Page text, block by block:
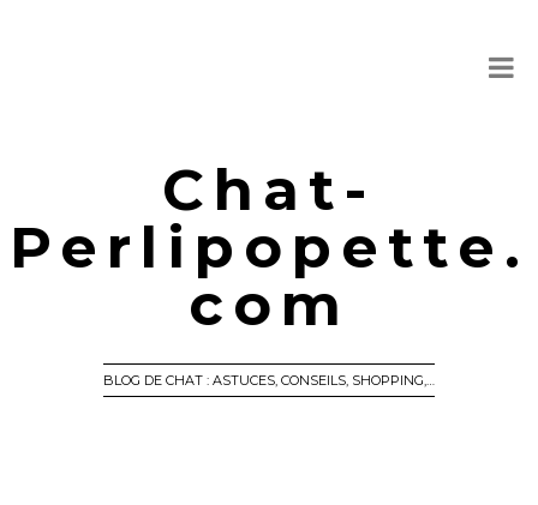
Chat-
Perlipopette.
com
BLOG DE CHAT : ASTUCES, CONSEILS, SHOPPING,…